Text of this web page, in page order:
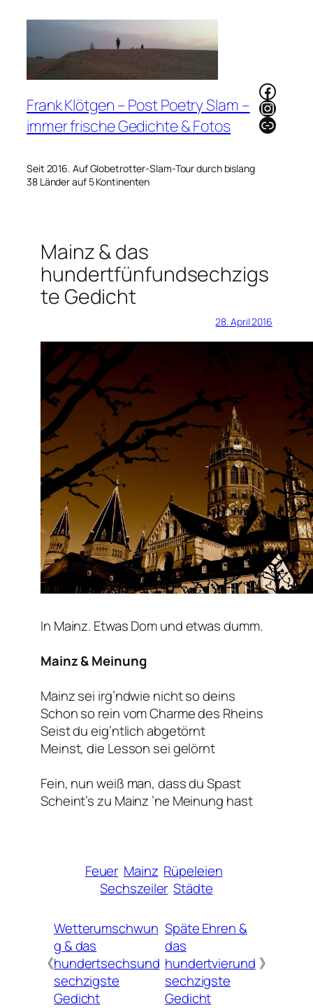
Frank Klötgen – Post Poetry Slam –
immer frische Gedichte & Fotos
Seit 2016. Auf Globetrotter-Slam-Tour durch bislang
38 Länder auf 5 Kontinenten
Link
Mainz & das
hundertfünfundsechzigs
te Gedicht
28. April 2016
In Mainz. Etwas Dom und etwas dumm.
Mainz & Meinung
Mainz sei irg’ndwie nicht so deins
Schon so rein vom Charme des Rheins
Seist du eig’ntlich abgetörnt
Meinst, die Lesson sei gelörnt
Fein, nun weiß man, dass du Spast
Scheint’s zu Mainz ’ne Meinung hast
Feuer Mainz Rüpeleien
Sechszeiler Städte
《
Wetterumschwun
g & das
hundertsechsund
sechzigste
Gedicht
Späte Ehren &
das
hundertvierund
sechzigste
Gedicht
》